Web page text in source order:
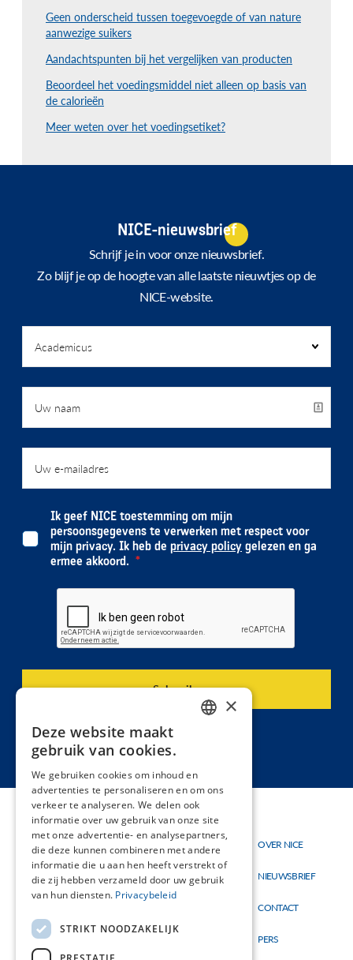
Geen onderscheid tussen toegevoegde of van nature
aanwezige suikers
Aandachtspunten bij het vergelijken van producten
Beoordeel het voedingsmiddel niet alleen op basis van
de calorieën
Meer weten over het voedingsetiket?
NICE-nieuwsbrief
Schrijf je in voor onze nieuwsbrief.
Zo blijf je op de hoogte van alle laatste nieuwtjes op de
NICE-website.
Ik geef NICE toestemming om mijn
persoonsgegevens te verwerken met respect voor
mijn privacy. Ik heb de privacy policy gelezen en ga
ermee akkoord.
Hoofdnavigatie
Thema's
Materialen
Nieuw
Topmenu
OVER NICE
NIEUWSBRIEF
CONTACT
PERS
×
Deze website maakt
gebruik van cookies.
We gebruiken cookies om inhoud en
advertenties te personaliseren en om ons
verkeer te analyseren. We delen ook
informatie over uw gebruik van onze site
met onze advertentie- en analysepartners,
die deze kunnen combineren met andere
informatie die u aan hen heeft verstrekt of
die zij hebben verzameld door uw gebruik
van hun diensten. Privacybeleid
STRIKT NOODZAKELIJK